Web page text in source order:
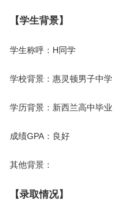
【学生背景】
学生称呼：H同学
学校背景：惠灵顿男子中学
学历背景：新西兰高中毕业
成绩GPA：良好
其他背景：
【录取情况】